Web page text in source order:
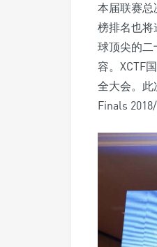
本届联赛总
榜排名也将
球顶尖的二
容。XCTF
全大会。此
Finals